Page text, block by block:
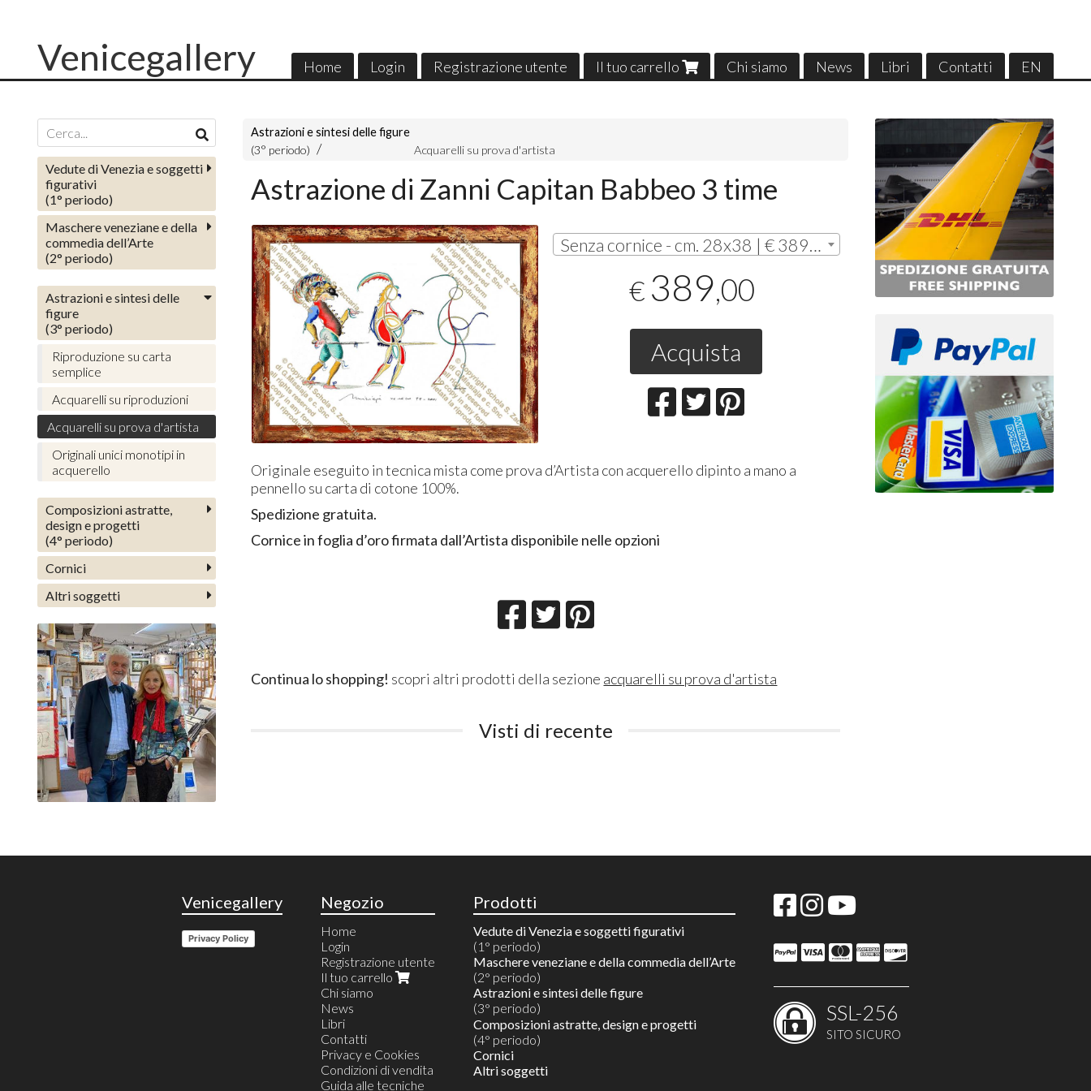
Home Login Registrazione utente Il tuo carrello Chi siamo News Libri Contatti EN
Venicegallery
Astrazioni e sintesi delle figure
(3° periodo)
Acquarelli su prova d'artista
Astrazione di Zanni Capitan Babbeo 3 time
Senza cornice - cm. 28x38 | € 389,00
€ 389,00
Acquista
Originale eseguito in tecnica mista come prova d’Artista con acquerello dipinto a mano a
pennello su carta di cotone 100%.
Spedizione gratuita.
Cornice in foglia d’oro firmata dall’Artista disponibile nelle opzioni
Continua lo shopping! scopri altri prodotti della sezione acquarelli su prova d'artista
Visti di recente
Vedute di Venezia e soggetti
figurativi
(1° periodo)
Maschere veneziane e della
commedia dell’Arte
(2° periodo)
Astrazioni e sintesi delle
figure
(3° periodo)
Riproduzione su carta
semplice
Acquarelli su riproduzioni
Acquarelli su prova d'artista
Originali unici monotipi in
acquerello
Composizioni astratte,
design e progetti
(4° periodo)
Cornici
Altri soggetti
Venicegallery
Privacy Policy
Negozio
Home
Login
Registrazione utente
Il tuo carrello
Chi siamo
News
Libri
Contatti
Privacy e Cookies
Condizioni di vendita
Guida alle tecniche
Prodotti
Vedute di Venezia e soggetti figurativi
(1° periodo)
Maschere veneziane e della commedia dell’Arte
(2° periodo)
Astrazioni e sintesi delle figure
(3° periodo)
Riproduzione su carta semplice
Acquarelli su riproduzioni
Acquarelli su prova d'artista
Originali unici monotipi in acquerello
Composizioni astratte, design e progetti
(4° periodo)
Cornici
Altri soggetti
SSL-256
SITO SICURO